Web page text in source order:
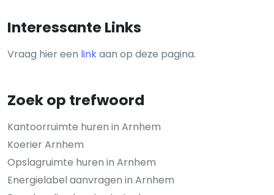
Interessante Links
Vraag hier een linkaan op deze pagina.
Zoek op trefwoord
Kantoorruimte huren in Arnhem
Koerier Arnhem
Opslagruimte huren in Arnhem
Energielabel aanvragen in Arnhem